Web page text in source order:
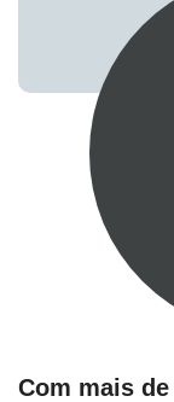
Com mais